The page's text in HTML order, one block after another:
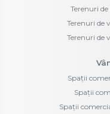
Terenuri
Terenuri de
Terenuri de
Spații
Spații
Spații